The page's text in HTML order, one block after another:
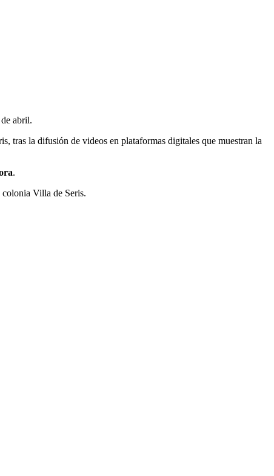
abril.
tras la difusión de videos en plataformas digitales que muestran la
.
Villa de Seris.